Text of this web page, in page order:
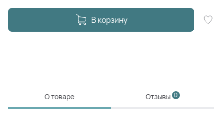
В корзину
О товаре Отзывы 0